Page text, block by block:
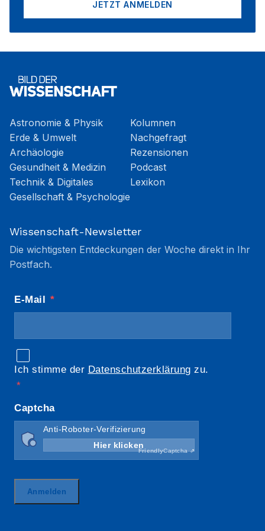
JETZT ANMELDEN
Astronomie & Physik
Erde & Umwelt
Archäologie
Gesundheit & Medizin
Technik & Digitales
Gesellschaft & Psychologie
Kolumnen
Nachgefragt
Rezensionen
Podcast
Lexikon
Wissenschaft-Newsletter
Die wichtigsten Entdeckungen der Woche direkt in Ihr
Postfach.